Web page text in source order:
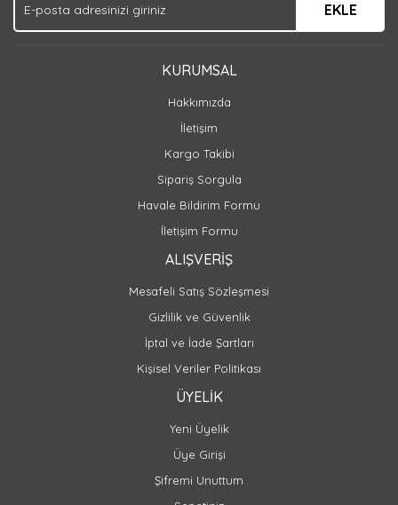
EKLE
KURUMSAL
Hakkımızda
İletişim
Kargo Takibi
Sipariş Sorgula
Havale Bildirim Formu
İletişim Formu
ALIŞVERİŞ
Mesafeli Satış Sözleşmesi
Gizlilik ve Güvenlik
İptal ve İade Şartları
Kişisel Veriler Politikası
ÜYELİK
Yeni Üyelik
Üye Girişi
Şifremi Unuttum